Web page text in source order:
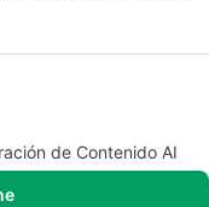
de Contenido AI